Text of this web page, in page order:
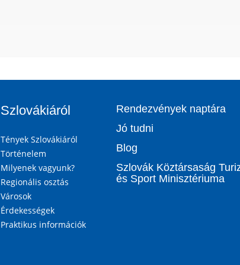
Szlovákiáról
Tények Szlovákiáról
Történelem
Milyenek vagyunk?
Regionális osztás
Városok
Érdekességek
Praktikus információk
Rendezvények naptára
Jó tudni
Blog
Szlovák Köztársaság
és Sport Minisztériuma